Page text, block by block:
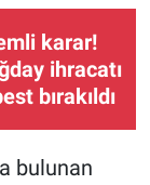
karar!
ihracatı
bırakıldı
bulunan